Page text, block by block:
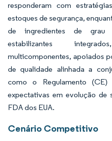
responderam com
estoques de segurança,
de ingredientes de grau
estabilizantes
multicomponentes, apoiados
de qualidade alinhada a
como o Regulamento
expectativas em evolução de
FDA dos EUA.
Cenário Competitivo